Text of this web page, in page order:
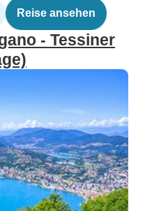
Reise ansehen
- Tessiner